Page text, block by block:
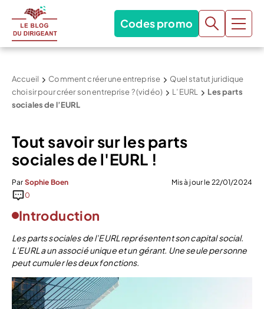
Codes promo
Accueil Comment créer une entreprise
Quel statut juridique
choisir pour créer son entreprise ? (vidéo)
L’EURL
Les parts
sociales de l’EURL
Tout savoir sur les parts
sociales de l'EURL !
Par Sophie Boen
Mis à jour le 22/01/2024
0
Introduction
Les parts sociales de l’EURL représentent son capital social.
L’EURL a un associé unique et un gérant. Une seule personne
peut cumuler les deux fonctions.